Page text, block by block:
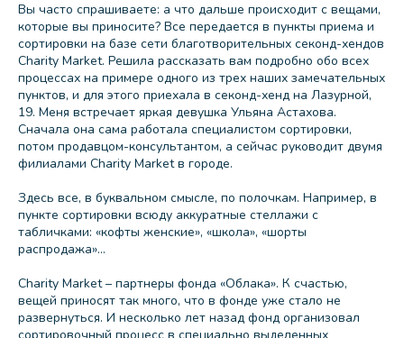
Вы часто спрашиваете: а что дальше происходит с вещами,
которые вы приносите? Все передается в пункты приема и
сортировки на базе сети благотворительных секонд-хендов
Charity Market. Решила рассказать вам подробно обо всех
процессах на примере одного из трех наших замечательных
пунктов, и для этого приехала в секонд-хенд на Лазурной,
19. Меня встречает яркая девушка Ульяна Астахова.
Сначала она сама работала специалистом сортировки,
потом продавцом-консультантом, а сейчас руководит двумя
филиалами Charity Market в городе.
Здесь все, в буквальном смысле, по полочкам. Например, в
пункте сортировки всюду аккуратные стеллажи с
табличками: «кофты женские», «школа», «шорты
распродажа»...
Charity Market – партнеры фонда «Облака». К счастью,
вещей приносят так много, что в фонде уже стало не
развернуться. И несколько лет назад фонд организовал